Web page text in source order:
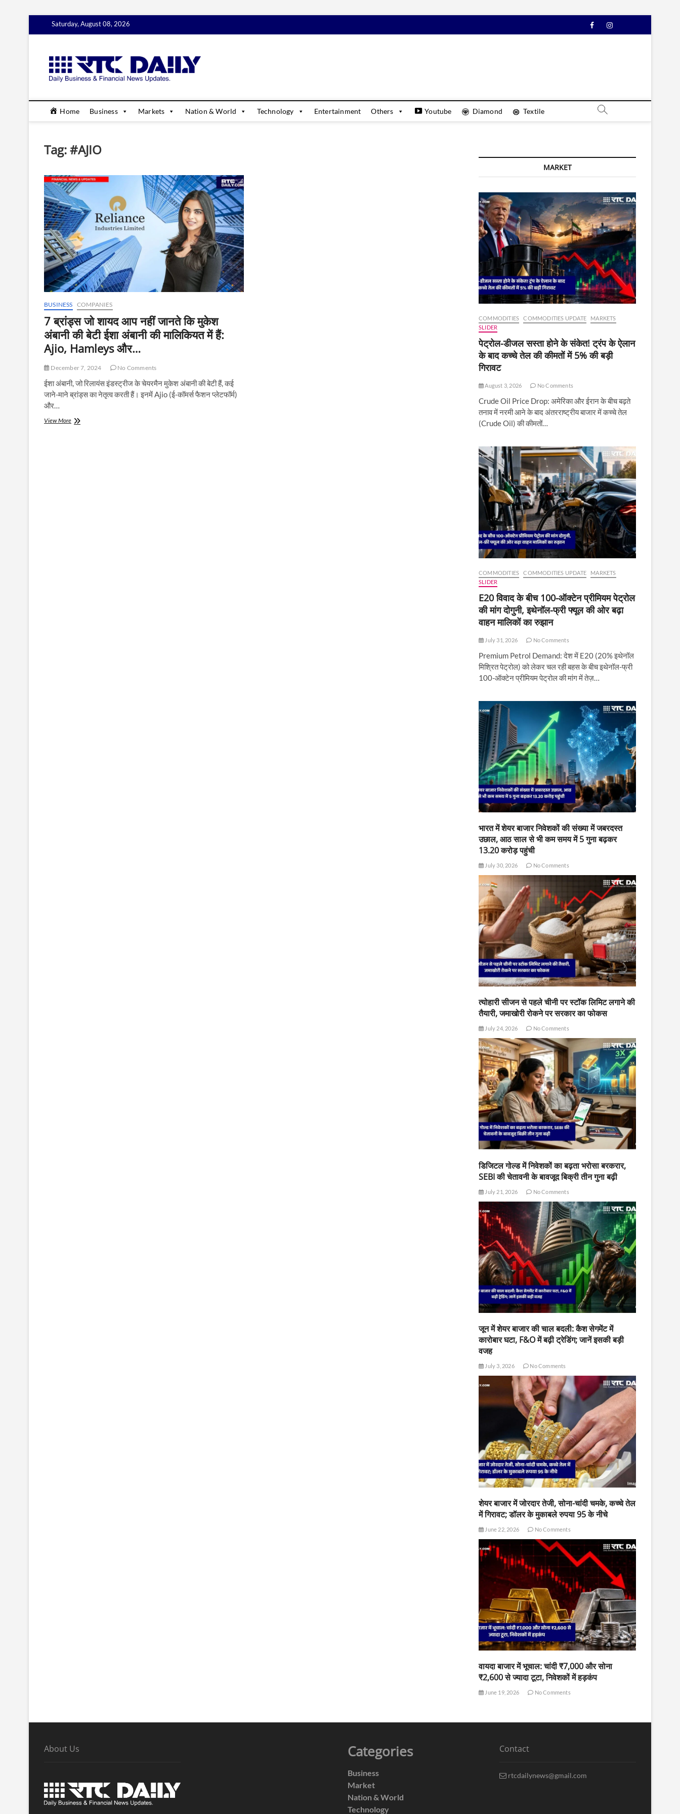
Saturday, August 08, 2026 FacebookInstagram
Home Business Markets Nation & World Technology Entertainment Others Youtube Diamond Textile
Tag:#AJIO
BUSINESS COMPANIES
7 ब्रांड्स जो शायद आप नहीं जानते कि मुकेश
अंबानी की बेटी ईशा अंबानी की मालिकियत में हैं:
Ajio, Hamleys और…
December 7, 2024 No Comments
ईशा अंबानी, जो रिलायंस इंडस्ट्रीज के चेयरमैन मुकेश अंबानी की बेटी हैं, कई
जाने-माने ब्रांड्स का नेतृत्व करती हैं। इनमें Ajio (ई-कॉमर्स फैशन प्लेटफॉर्म)
और…
View More7
MARKET
COMMODITIES COMMODITIES UPDATE
MARKETS
SLIDER
पेट्रोल-डीजल सस्ता होने के संकेत! ट्रंप के ऐलान
के बाद कच्चे तेल की कीमतों में 5% की बड़ी
गिरावट
August 3, 2026 No Comments
Crude Oil Price Drop: अमेरिका और ईरान के बीच बढ़ते
तनाव में नरमी आने के बाद अंतरराष्ट्रीय बाजार में कच्चे तेल
(Crude Oil) की कीमतों…
COMMODITIES COMMODITIES UPDATE
MARKETS
SLIDER
E20 विवाद के बीच 100-ऑक्टेन प्रीमियम पेट्रोल
की मांग दोगुनी, इथेनॉल-फ्री फ्यूल की ओर बढ़ा
वाहन मालिकों का रुझान
July 31, 2026 No Comments
Premium Petrol Demand: देश में E20 (20% इथेनॉल
मिश्रित पेट्रोल) को लेकर चल रही बहस के बीच इथेनॉल-फ्री
100-ऑक्टेन प्रीमियम पेट्रोल की मांग में तेज़…
भारत में शेयर बाजार निवेशकों की संख्या में जबरदस्त
उछाल, आठ साल से भी कम समय में 5 गुना बढ़कर
13.20 करोड़ पहुंची
July 30, 2026 No Comments
त्योहारी सीजन से पहले चीनी पर स्टॉक लिमिट लगाने की
तैयारी, जमाखोरी रोकने पर सरकार का फोकस
July 24, 2026 No Comments
डिजिटल गोल्ड में निवेशकों का बढ़ता भरोसा बरकरार,
SEBI की चेतावनी के बावजूद बिक्री तीन गुना बढ़ी
July 21, 2026 No Comments
जून में शेयर बाजार की चाल बदली: कैश सेगमेंट में
कारोबार घटा, F&O में बढ़ी ट्रेडिंग; जानें इसकी बड़ी
वजह
July 3, 2026 No Comments
शेयर बाजार में जोरदार तेजी, सोना-चांदी चमके, कच्चे तेल
में गिरावट; डॉलर के मुकाबले रुपया 95 के नीचे
June 22, 2026 No Comments
वायदा बाजार में भूचाल: चांदी ₹7,000 और सोना
₹2,600 से ज्यादा टूटा, निवेशकों में हड़कंप
June 19, 2026 No Comments
About Us Categories
Business
Market
Nation & World
Technology
Contact
rtcdailynews@gmail.com